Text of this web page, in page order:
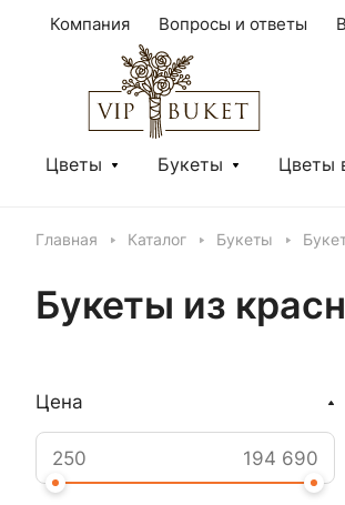
Компания Вопросы и ответы
Цветы Букеты Цветы
Главная Каталог Букеты
Букеты из
Цена